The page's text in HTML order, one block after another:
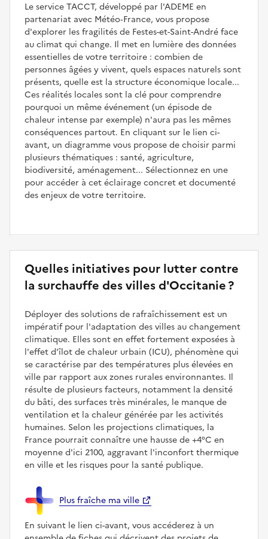
Le service TACCT, développé par l'ADEME en
partenariat avec Météo‑France, vous propose
d'explorer les fragilités de Festes-et-Saint-André face
au climat qui change. Il met en lumière des données
essentielles de votre territoire : combien de
personnes âgées y vivent, quels espaces naturels sont
présents, quelle est la structure économique locale...
Ces réalités locales sont la clé pour comprendre
pourquoi un même événement (un épisode de
chaleur intense par exemple) n'aura pas les mêmes
conséquences partout. En cliquant sur le lien ci-
avant, un diagramme vous propose de choisir parmi
plusieurs thématiques : santé, agriculture,
biodiversité, aménagement... Sélectionnez en une
pour accéder à cet éclairage concret et documenté
des enjeux de votre territoire.
Quelles initiatives pour lutter contre
la surchauffe des villes d'Occitanie ?
Déployer des solutions de rafraîchissement est un
impératif pour l'adaptation des villes au changement
climatique. Elles sont en effet fortement exposées à
l'effet d'îlot de chaleur urbain (ICU), phénomène qui
se caractérise par des températures plus élevées en
ville par rapport aux zones rurales environnantes. Il
résulte de plusieurs facteurs, notamment la densité
du bâti, des surfaces très minérales, le manque de
ventilation et la chaleur générée par les activités
humaines. Selon les projections climatiques, la
France pourrait connaître une hausse de +4°C en
moyenne d'ici 2100, aggravant l'inconfort thermique
en ville et les risques pour la santé publique.
Plus fraîche ma ville
En suivant le lien ci-avant, vous accéderez à un